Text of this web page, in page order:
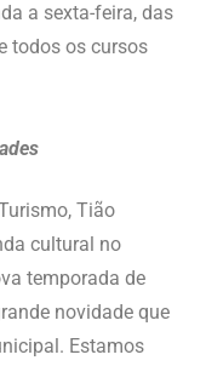
a sexta-feira, das
todos os cursos
Tião
cultural no
temporada de
novidade que
Estamos